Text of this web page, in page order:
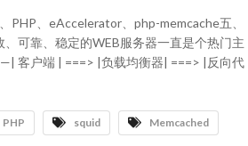
PHP、eAccelerator、php-memcache五、
可靠、稳定的WEB服务器一直是个热门主
户端 | ===> |负载均衡器| ===> |反向代
PHP squid Memcached